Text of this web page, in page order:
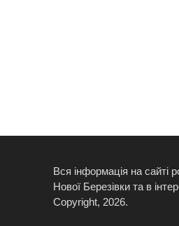
Вся інформація на сайті
Нової Березівки та в
Copyright, 2026.